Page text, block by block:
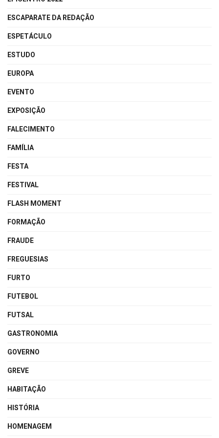
ESCAPARATE DA REDAÇÃO
ESPETÁCULO
ESTUDO
EUROPA
EVENTO
EXPOSIÇÃO
FALECIMENTO
FAMÍLIA
FESTA
FESTIVAL
FLASH MOMENT
FORMAÇÃO
FRAUDE
FREGUESIAS
FURTO
FUTEBOL
FUTSAL
GASTRONOMIA
GOVERNO
GREVE
HABITAÇÃO
HISTÓRIA
HOMENAGEM